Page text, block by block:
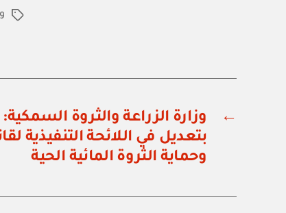
←
بتعديل في اللائحة التنفيذية
وحماية الثروة المائية الحية